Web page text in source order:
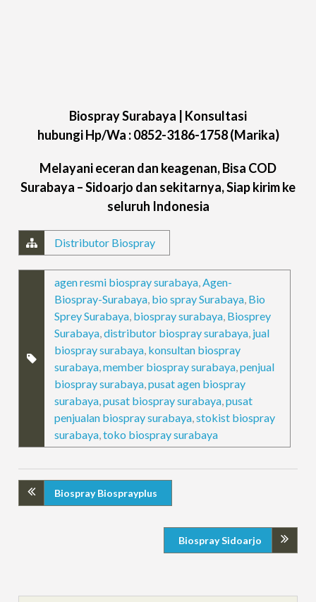
Biospray Surabaya | Konsultasi
hubungiHp/Wa :0852-3186-1758 (Marika)
Melayani eceran dan keagenan, Bisa COD
Surabaya – Sidoarjo dan sekitarnya, Siap kirim ke
seluruh Indonesia
Distributor Biospray
agen resmi biospray surabaya Agen-
Biospray-Surabaya bio spray Surabaya Bio
Sprey Surabaya biospray surabaya Biosprey
Surabaya ,distributor biospray surabaya jual
biospray surabaya konsultan biospray
surabaya ,member biospray surabaya ,penjual
biospray surabaya ,pusat agen biospray
surabaya ,pusat biospray surabaya ,pusat
penjualan biospray surabaya ,stokist biospray
surabaya ,toko biospray surabaya
Biospray Biosprayplus
Biospray Sidoarjo